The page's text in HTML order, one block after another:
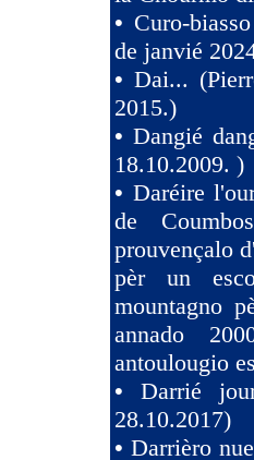
• Curo-
de janvié
• Dai...
2015.)
• Dangié
18.10.2009. )
• Daréire
de
prouvençalo
pèr un
mountagno
annado
antoulougio
• Darrié
28.10.2017)
• Darrièro